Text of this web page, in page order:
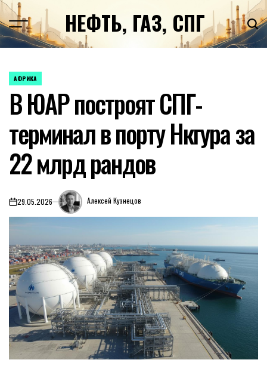
Перейти
к
содержимомуНЕФТЬ, ГАЗ, СПГ
ОПУБЛИКОВАНО
АФРИКА
В ЮАР построят СПГ-
терминал в порту Нкгура за
22 млрд рандов
on29.05.2026 Алексей Кузнецов